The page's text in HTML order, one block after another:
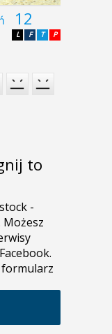
12
P
T
F
L
to